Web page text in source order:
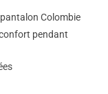
Colombie
pendant